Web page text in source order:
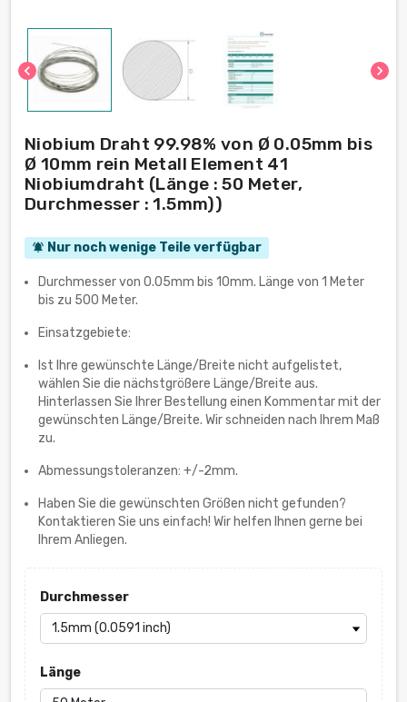
chevron_left chevron_right
Niobium Draht 99.98% von Ø 0.05mm bis
Ø 10mm rein Metall Element 41
Niobiumdraht (Länge : 50 Meter,
Durchmesser : 1.5mm))
notifications_active Nur noch wenige Teile verfügbar
Durchmesser von 0.05mm bis 10mm. Länge von 1 Meter
bis zu 500 Meter.
Einsatzgebiete:
Ist Ihre gewünschte Länge/Breite nicht aufgelistet,
wählen Sie die nächstgrößere Länge/Breite aus.
Hinterlassen Sie Ihrer Bestellung einen Kommentar mit der
gewünschten Länge/Breite. Wir schneiden nach Ihrem Maß
zu.
Abmessungstoleranzen: +/-2mm.
Haben Sie die gewünschten Größen nicht gefunden?
Kontaktieren Sie uns einfach! Wir helfen Ihnen gerne bei
Ihrem Anliegen.
Durchmesser
Länge